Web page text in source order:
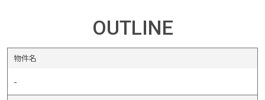
OUTLINE
物件名
-